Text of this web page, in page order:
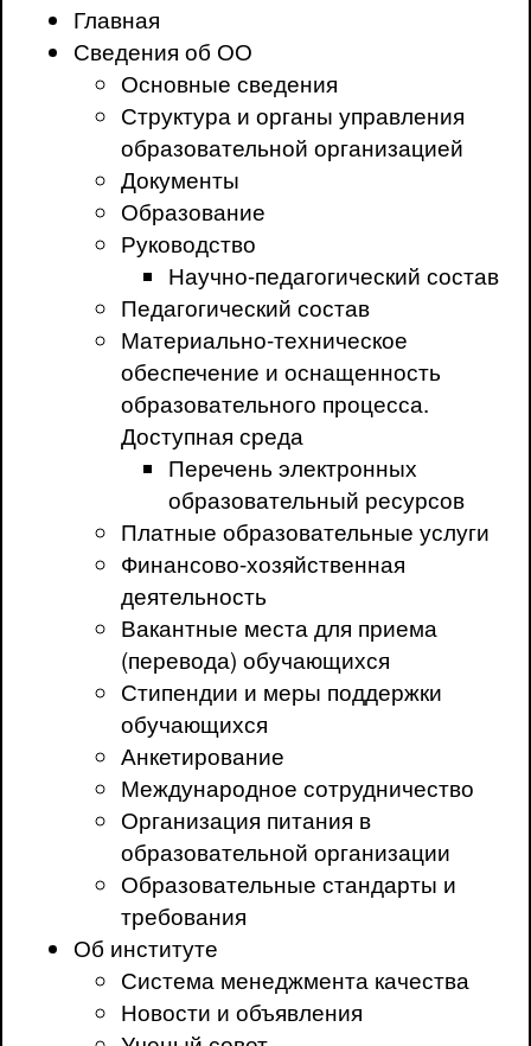
Главная
Сведения об ОО
Основные сведения
Структура и органы управления
образовательной организацией
Документы
Образование
Руководство
Научно-педагогический состав
Педагогический состав
Материально-техническое
обеспечение и оснащенность
образовательного процесса.
Доступная среда
Перечень электронных
образовательный ресурсов
Платные образовательные услуги
Финансово-хозяйственная
деятельность
Вакантные места для приема
(перевода) обучающихся
Стипендии и меры поддержки
обучающихся
Анкетирование
Международное сотрудничество
Организация питания в
образовательной организации
Образовательные стандарты и
требования
Об институте
Система менеджмента качества
Новости и объявления